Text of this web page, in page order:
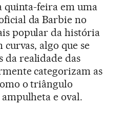
quinta-feira em uma
da Barbie no
popular da história
algo que se
realidade das
categorizam as
o triângulo
e oval.